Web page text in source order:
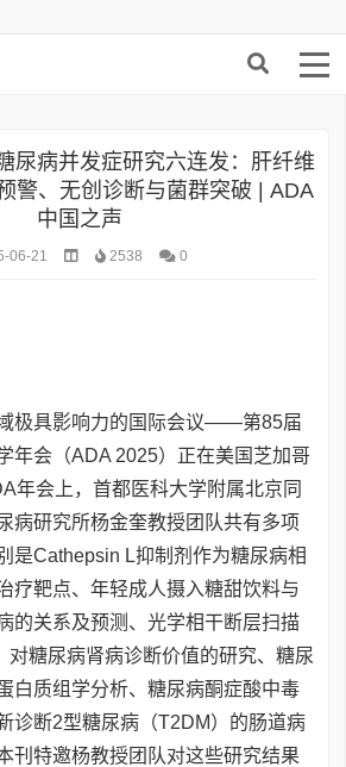
尿病并发症研究六连发：肝纤维
警、无创诊断与菌群突破 | ADA
中国之声
06-21 2538 0
极具影响力的国际会议——第85届
年会（ADA 2025）正在美国芝加哥
年会上，首都医科大学附属北京同
病研究所杨金奎教授团队共有多项
是Cathepsin L抑制剂作为糖尿病相
疗靶点、年轻成人摄入糖甜饮料与
的关系及预测、光学相干断层扫描
对糖尿病肾病诊断价值的研究、糖尿
白质组学分析、糖尿病酮症酸中毒
诊断2型糖尿病（T2DM）的肠道病
刊特邀杨教授团队对这些研究结果